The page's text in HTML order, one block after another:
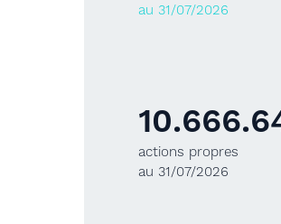
au 31/07/2026
actions propres
au 31/07/2026